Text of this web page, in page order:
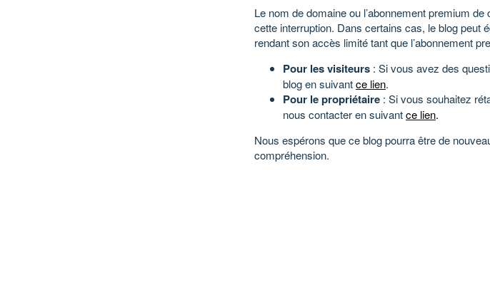
Le nom de domaine ou l’abonnement premium
cette interruption. Dans certains cas, le blog peut
rendant son accès limité tant que l’abonnement
Pour les visiteurs : Si vous avez des
blog en suivantce lien.
Pour le propriétaire : Si vous souhaitez
nous contacter en suivantce lien.
Nous espérons que ce blog pourra être de
compréhension.